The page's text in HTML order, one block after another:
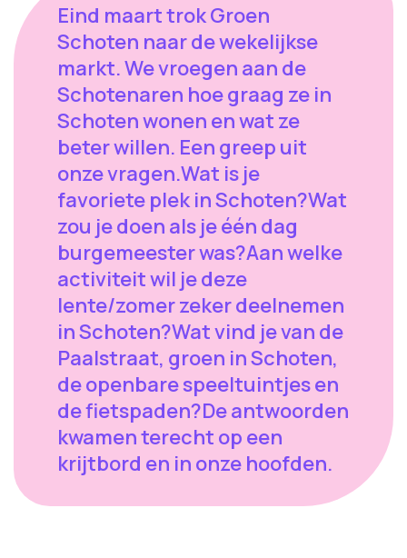
Eind maart trok Groen
Schoten naar de wekelijkse
markt. We vroegen aan de
Schotenaren hoe graag ze in
Schoten wonen en wat ze
beter willen. Een greep uit
onze vragen.Wat is je
favoriete plek in Schoten?Wat
zou je doen als je één dag
burgemeester was?Aan welke
activiteit wil je deze
lente/zomer zeker deelnemen
in Schoten?Wat vind je van de
Paalstraat, groen in Schoten,
de openbare speeltuintjes en
de fietspaden?De antwoorden
kwamen terecht op een
krijtbord en in onze hoofden.